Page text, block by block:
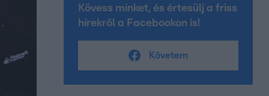
Kövess minket, és értesülj a friss
hírekről a Facebookon is!
Követem